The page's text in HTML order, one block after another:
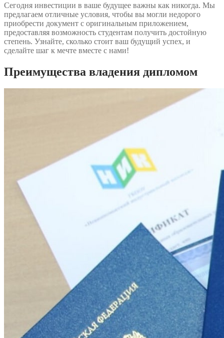
Сегодня инвестиции в ваше будущее важны как никогда. Мы
предлагаем отличные условия, чтобы вы могли недорого
приобрести документ с оригинальным приложением,
предоставляя возможность студентам получить достойную
степень. Узнайте, сколько стоит ваш будущий успех, и
сделайте шаг к мечте вместе с нами!
Преимущества владения дипломом